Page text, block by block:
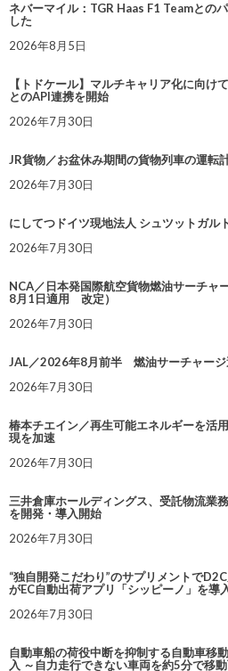
ネバーマイル：TGR Haas F1 Teamとの
した
2026年8月5日
【トドケール】マルチキャリア化に向
とのAPI連携を開始
2026年7月30日
JR貨物／お盆休み期間の貨物列車の運転
2026年7月30日
にしてつドイツ現地法人 シュツットガル
2026年7月30日
NCA／日本発国際航空貨物燃油サーチャ
8月1日適用 改定）
2026年7月30日
JAL／2026年8月前半 燃油サーチャージ
2026年7月30日
椿本チエイン／再生可能エネルギーを活
現を加速
2026年7月30日
三井倉庫ホールディングス、受託物流業
を開発・導入開始
2026年7月30日
“独自開発こだわり”のサプリメントで
がEC自動出荷アプリ「シッピーノ」を導
2026年7月30日
自動車船の荷役中断を抑制する自動車移
入 ～自力走行できない車両を約5分で移